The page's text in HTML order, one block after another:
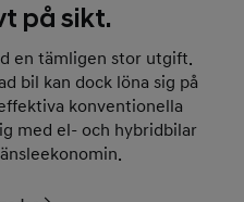
på sikt.
en tämligen stor utgift.
bil kan dock löna sig på
konventionella
med el- och hybridbilar